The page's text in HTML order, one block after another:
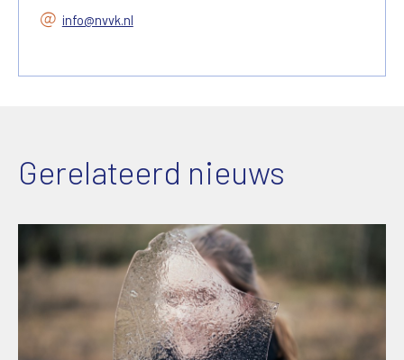
info@nvvk.nl
Gerelateerd nieuws